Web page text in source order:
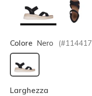
Colore Nero (#114417
selezionato
Larghezza